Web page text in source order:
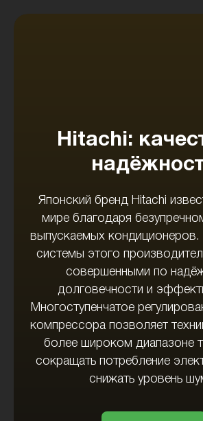
Hitachi:
Японский бренд Hitachi
мире благодаря
выпускаемых кондиционеров.
системы этого
совершенными по
долговечности и
Многоступенчатое
компрессора позволяет
более широком диапазоне
сокращать потребление
снижать уровень